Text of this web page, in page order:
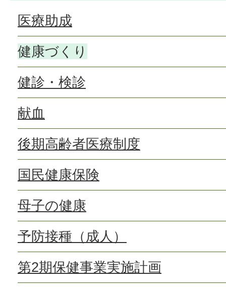
医療助成
健康づくり
健診・検診
献血
後期高齢者医療制度
国民健康保険
母子の健康
予防接種（成人）
第2期保健事業実施計画